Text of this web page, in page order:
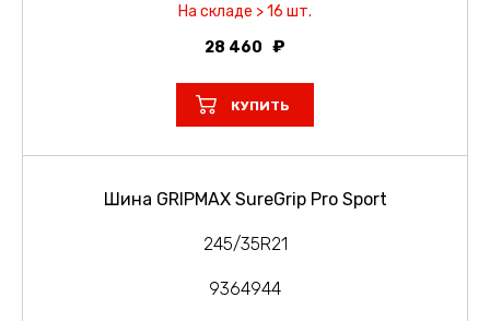
На складе > 16 шт.
28 460
КУПИТЬ
Шина GRIPMAX SureGrip Pro Sport
245/35R21
9364944